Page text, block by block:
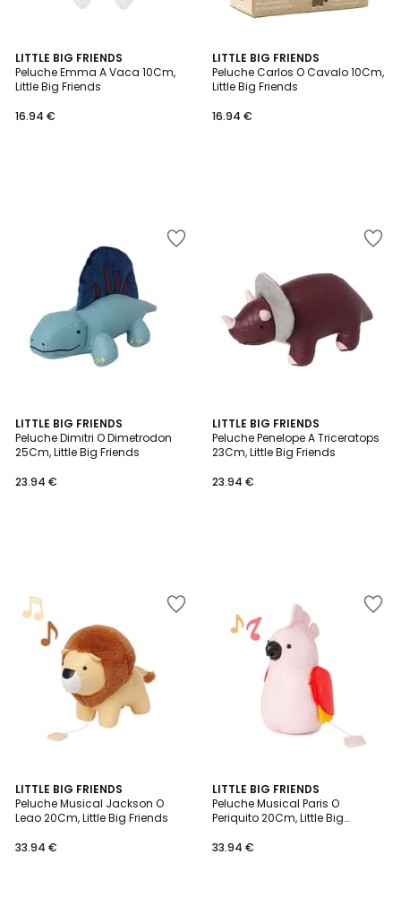
LITTLE BIG FRIENDS
Peluche Emma A Vaca 10Cm,
Little Big Friends
16.94 €
LITTLE BIG FRIENDS
Peluche Carlos O Cavalo 10Cm,
Little Big Friends
16.94 €
LITTLE BIG FRIENDS
Peluche Dimitri O Dimetrodon
25Cm, Little Big Friends
23.94 €
LITTLE BIG FRIENDS
Peluche Penelope A Triceratops
23Cm, Little Big Friends
23.94 €
LITTLE BIG FRIENDS
Peluche Musical Jackson O
Leao 20Cm, Little Big Friends
33.94 €
LITTLE BIG FRIENDS
Peluche Musical Paris O
Periquito 20Cm, Little Big
33.94 €